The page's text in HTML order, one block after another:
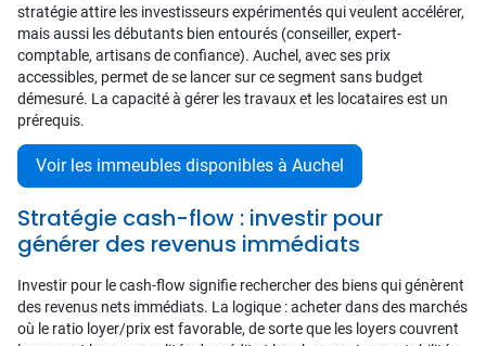
stratégie attire les investisseurs expérimentés qui veulent accélérer,
mais aussi les débutants bien entourés (conseiller, expert-
comptable, artisans de confiance). Auchel, avec ses prix
accessibles, permet de se lancer sur ce segment sans budget
démesuré. La capacité à gérer les travaux et les locataires est un
prérequis.
Voir les immeubles disponibles à Auchel
Stratégie cash-flow : investir pour
générer des revenus immédiats
Investir pour le cash-flow signifie rechercher des biens qui génèrent
des revenus nets immédiats. La logique : acheter dans des marchés
où le ratio loyer/prix est favorable, de sorte que les loyers couvrent